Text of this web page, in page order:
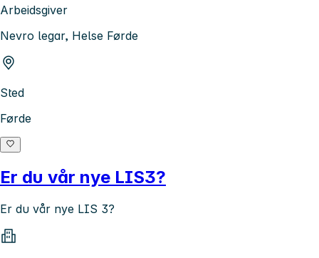
Arbeidsgiver
Nevro legar, Helse Førde
Sted
Førde
Er du vår nye LIS3?
Er du vår nye LIS 3?